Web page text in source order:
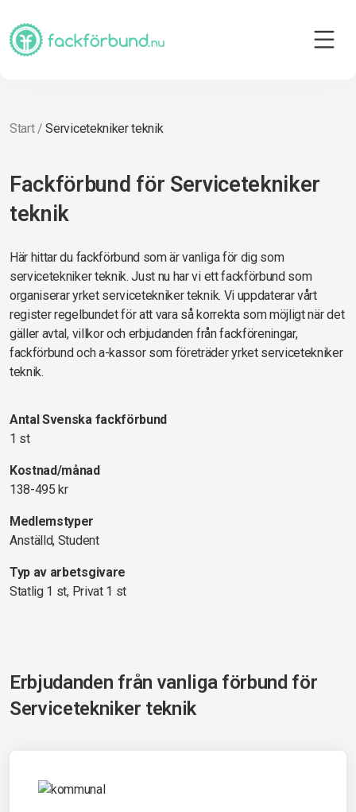
Start/Servicetekniker teknik
Fackförbund för Servicetekniker
teknik
Här hittar du fackförbund som är vanliga för dig som
servicetekniker teknik. Just nu har vi ett fackförbund som
organiserar yrket servicetekniker teknik. Vi uppdaterar vårt
register regelbundet för att vara så korrekta som möjligt när det
gäller avtal, villkor och erbjudanden från fackföreningar,
fackförbund och a-kassor som företräder yrket servicetekniker
teknik.
Antal Svenska fackförbund
1 st
Kostnad/månad
138-495 kr
Medlemstyper
Anställd, Student
Typ av arbetsgivare
Statlig 1 st, Privat 1 st
Erbjudanden från vanliga förbund för
Servicetekniker teknik